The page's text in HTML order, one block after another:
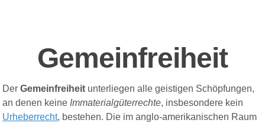
Gemeinfreiheit
DerGemeinfreiheit unterliegen alle geistigen Schöpfungen,
an denen keineImmaterialgüterrechte, insbesondere kein
Urheberrecht, bestehen. Die im anglo-amerikanischen Raum